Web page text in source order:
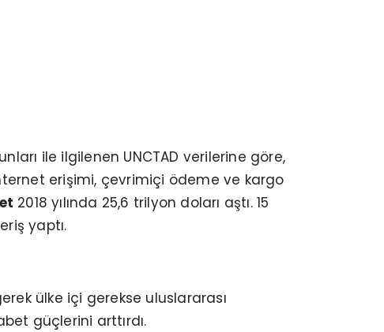
ile ilgilenen UNCTAD verilerine göre,
erişimi, çevrimiçi ödeme ve kargo
2018 yılında 25,6 trilyon doları aştı. 15
yaptı.
ülke içi gerekse uluslararası
güçlerini arttırdı.